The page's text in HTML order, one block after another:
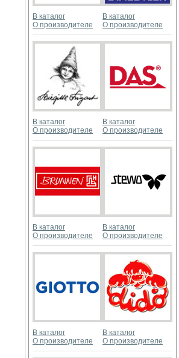
В каталог
О производителе
В каталог
О производителе
В каталог
О производителе
В каталог
О производителе
В каталог
О производителе
В каталог
О производителе
В каталог
О производителе
В каталог
О производителе